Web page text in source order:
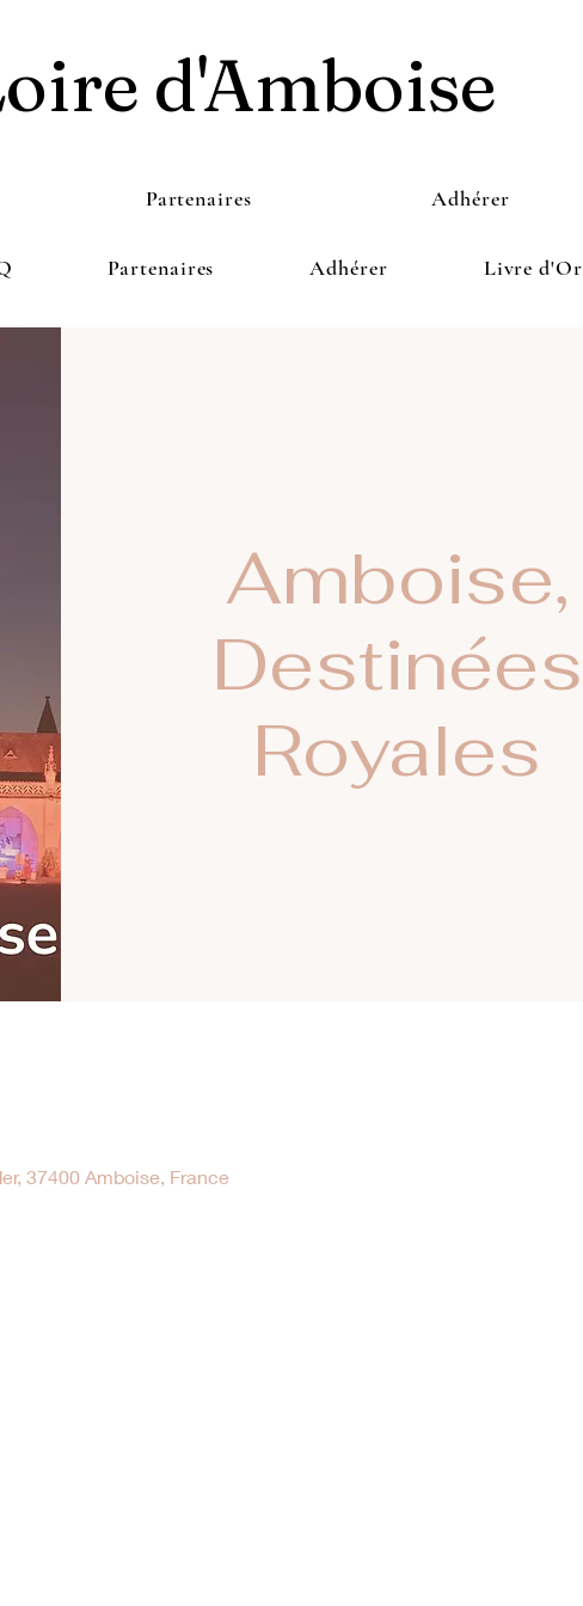
d'Amboise
Partenaires Adhérer
Partenaires Adhérer Livre d'Or
Amboise,
Destinées
Royales
37400 Amboise, France